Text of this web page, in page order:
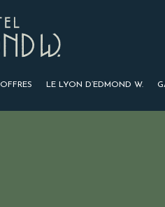
OFFRES LE LYON D’EDMOND W.